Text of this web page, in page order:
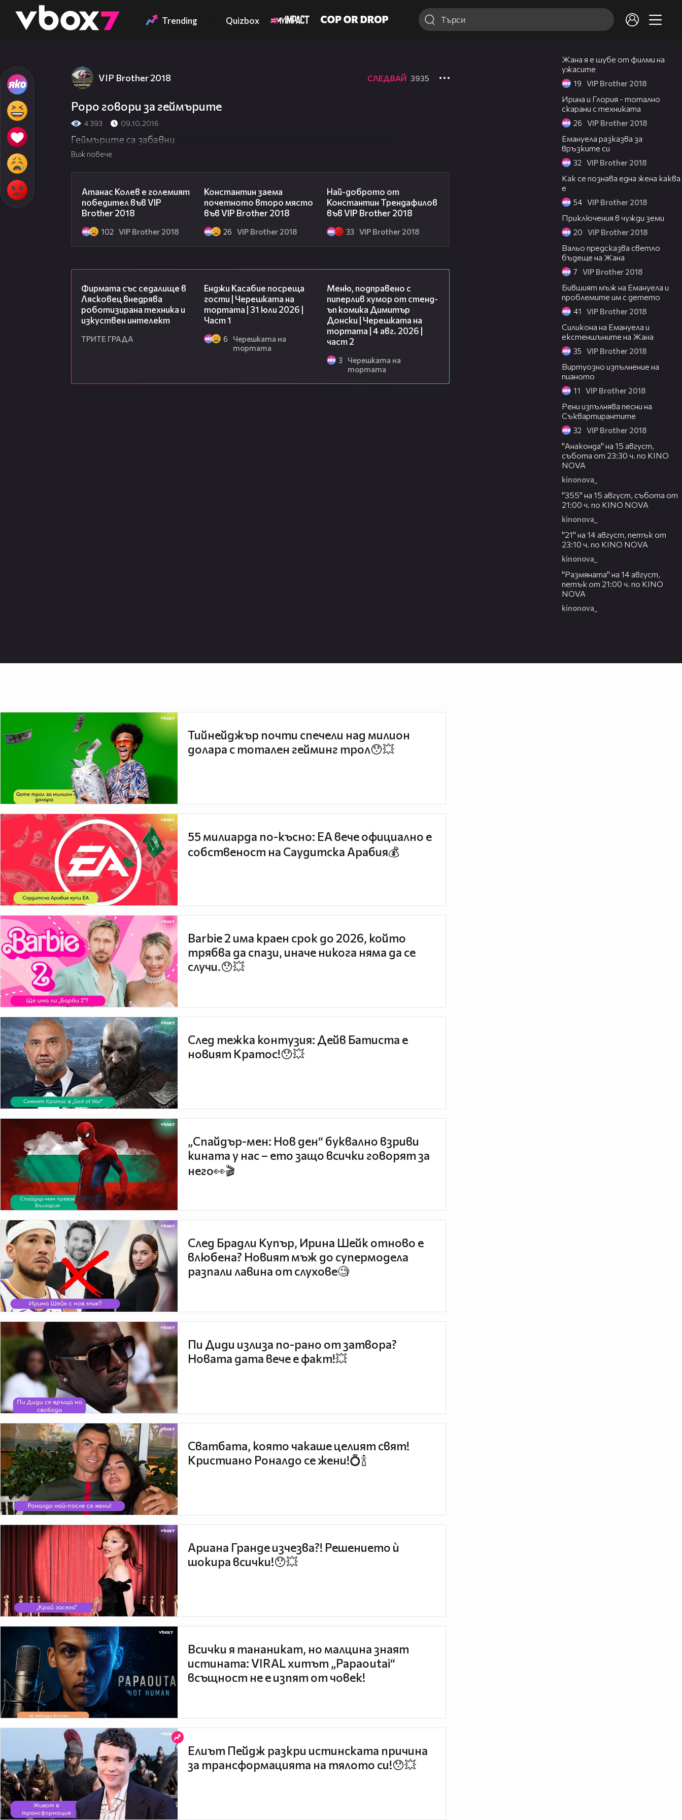
👾 Trending Quizbox
VIP Brother 2018 СЛЕДВАЙ 3935
Роро говори за геймърите
4 393 09.10.2016
Геймърите са забавни
Виж повече
Атанас Колев е големият
победител във VIP
Brother 2018
102 VIP Brother 2018
Константин заема
почетното второ място
във VIP Brother 2018
26 VIP Brother 2018
Най-доброто от
Константин Трендафилов
във VIP Brother 2018
33 VIP Brother 2018
Фирмата със седалище в
Лясковец внедрява
роботизирана техника и
изкуствен интелект
ТРИТЕ ГРАДА
Енджи Касабие посреща
гости | Черешката на
тортата | 31 юли 2026 |
Част 1
6
Черешката на
тортата
Меню, подправено с
пиперлив хумор от стенд-
ъп комика Димитър
Донски | Черешката на
тортата | 4 авг. 2026 |
част 2
3
Черешката на
тортата
Жана я е шубе от филми на
ужасите
19 VIP Brother 2018
Ирина и Глория - тотално
скарани с техниката
26 VIP Brother 2018
Емануела разказва за
връзките си
32 VIP Brother 2018
Как се познава една жена каква
е
54 VIP Brother 2018
Приключения в чужди земи
20 VIP Brother 2018
Вальо предсказва светло
бъдеще на Жана
7 VIP Brother 2018
Бившият мъж на Емануела и
проблемите им с детето
41 VIP Brother 2018
Силикона на Емануела и
екстеншъните на Жана
35 VIP Brother 2018
Виртуозно изпълнение на
пианото
11 VIP Brother 2018
Рени изпълнява песни на
Съквартирантите
32 VIP Brother 2018
"Анаконда" на 15 август,
събота от 23:30 ч. по KINO
NOVA
kinonova_
"355" на 15 август, събота от
21:00 ч. по KINO NOVA
kinonova_
"21" на 14 август, петък от
23:10 ч. по KINO NOVA
kinonova_
"Размянaта" на 14 август,
петък от 21:00 ч. по KINO
NOVA
kinonova_
Тийнейджър почти спечели над милион
долара с тотален гейминг трол😯💥
55 милиарда по-късно: EA вече официално е
собственост на Саудитска Арабия💰
Barbie 2 има краен срок до 2026, който
трябва да спази, иначе никога няма да се
случи.😯💥
След тежка контузия: Дейв Батиста е
новият Кратос!😯💥
„Спайдър-мен: Нов ден“ буквално взриви
кината у нас – ето защо всички говорят за
него👀🎬
След Брадли Купър, Ирина Шейк отново е
влюбена? Новият мъж до супермодела
разпали лавина от слухове🧐
Пи Диди излиза по-рано от затвора?
Новата дата вече е факт!💥
Сватбата, която чакаше целият свят!
Кристиано Роналдо се жени!💍🍾
Ариана Гранде изчезва?! Решението ѝ
шокира всички!😯💥
Всички я тананикат, но малцина знаят
истината: VIRAL хитът „Papaoutai“
всъщност не е изпят от човек!
Елиът Пейдж разкри истинската причина
за трансформацията на тялото си!😯💥